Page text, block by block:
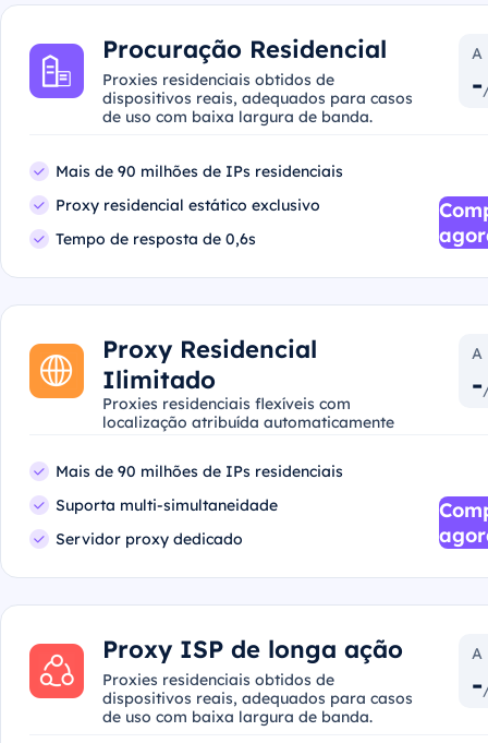
Procuração Residencial
Proxies residenciais obtidos de
dispositivos reais, adequados para casos
de uso com baixa largura de banda.
A
-
Mais de 90 milhões de IPs residenciais
Proxy residencial estático exclusivo
Tempo de resposta de 0,6s
Proxy Residencial
Ilimitado
Proxies residenciais flexíveis com
localização atribuída automaticamente
A
-
Mais de 90 milhões de IPs residenciais
Suporta multi-simultaneidade
Servidor proxy dedicado
Proxy ISP de longa ação
Proxies residenciais obtidos de
dispositivos reais, adequados para casos
de uso com baixa largura de banda.
A
-